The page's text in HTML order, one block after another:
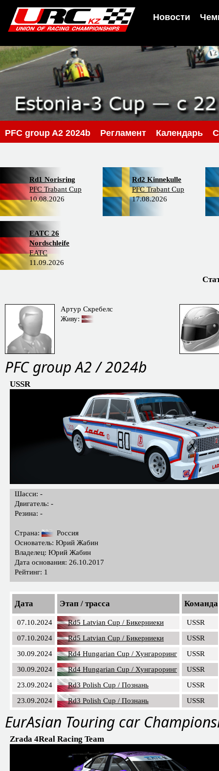
Новости
PFС group A2 2024b Регламент Календарь
Rd1 Norisring
PFC Trabant Cup
10.08.2026
Rd2 Kinnekulle
PFC Trabant Cup
17.08.2026
EATC 26
Nordschleife
EATC
11.09.2026
Артур Скребелс
Живу:
PFС group A2 / 2024b
USSR
Шасси: -
Двигатель: -
Резина: -
Страна:
Россия
Основатель: Юрий Жабин
Владелец: Юрий Жабин
Дата основания: 26.10.2017
Рейтинг: 1
Дата Этап / трасса Команда
07.10.2024 Rd5 Latvian Cup / Бикерниеки
USSR
07.10.2024
Rd5 Latvian Cup / Бикерниеки
USSR
30.09.2024
Rd4 Hungarian Сup / Хунгароринг
USSR
30.09.2024
Rd4 Hungarian Сup / Хунгароринг
USSR
23.09.2024
Rd3 Polish Cup / Познань
USSR
23.09.2024
Rd3 Polish Cup / Познань USSR
EurAsian Touring car
Zrada 4Real Racing Team